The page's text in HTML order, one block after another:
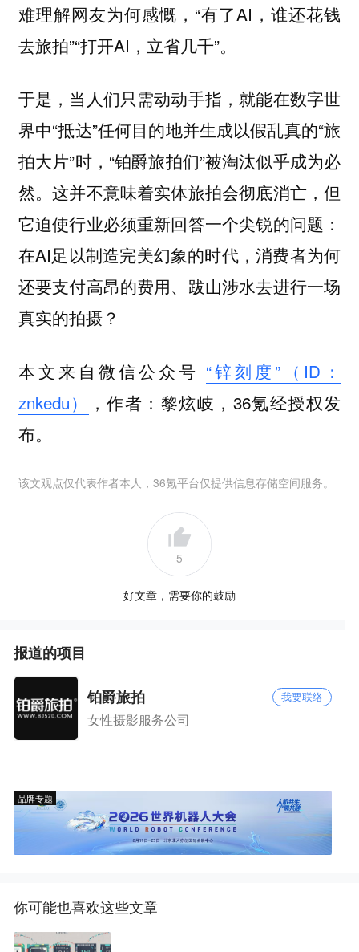
难理解网友为何感慨，“有了AI，谁还花钱
去旅拍”“打开AI，立省几千”。
于是，当人们只需动动手指，就能在数字世
界中“抵达”任何目的地并生成以假乱真的“旅
拍大片”时，“铂爵旅拍们”被淘汰似乎成为必
然。这并不意味着实体旅拍会彻底消亡，但
它迫使行业必须重新回答一个尖锐的问题：
在AI足以制造完美幻象的时代，消费者为何
还要支付高昂的费用、跋山涉水去进行一场
真实的拍摄？
本文来自微信公众号 “锌刻度”（ID：
znkedu）
，作者：黎炫岐，36氪经授权发
布。
该文观点仅代表作者本人，36氪平台仅提供信息存储空间服务。
5
好文章，需要你的鼓励
报道的项目
铂爵旅拍 我要联络
女性摄影服务公司
品牌专题
你可能也喜欢这些文章